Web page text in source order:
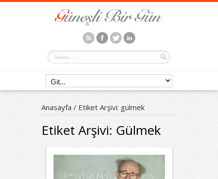
Anasayfa / Etiket Arşivi: gülmek
Etiket Arşivi:Gülmek